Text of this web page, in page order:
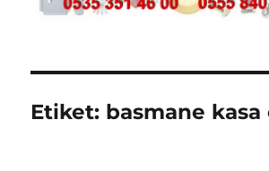
Etiket: basmane